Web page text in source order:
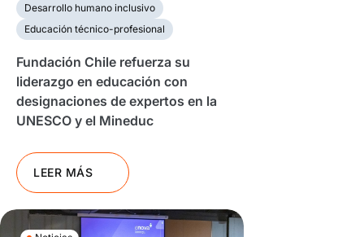
Desarrollo humano inclusivo
Educación técnico-profesional
Fundación Chile refuerza su
liderazgo en educación con
designaciones de expertos en la
UNESCO y el Mineduc
LEER MÁS